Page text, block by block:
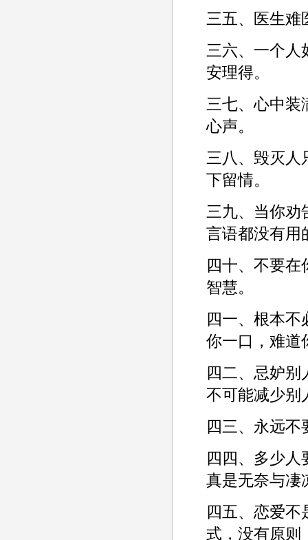
三五、医生难
三六、一个人
安理得。­
三七、心中装
心声。­
三八、毁灭人
下留情。­
三九、当你劝
言语都没有用
四十、不要在
智慧。­
四一、根本不
你一口，难道
四二、忌妒别
不可能减少别
四三、永远不
四四、多少人
真是无奈与凄
四五、恋爱不
式，没有原则